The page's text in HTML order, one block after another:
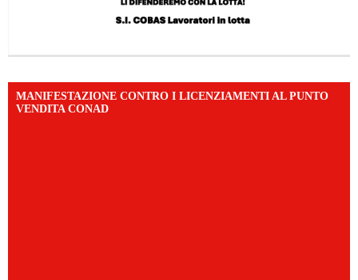
MANIFESTAZIONE CONTRO I LICENZIAMENTI AL PUNTO
VENDITA CONAD